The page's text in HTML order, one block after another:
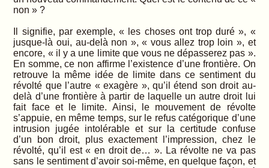
non » ?
Il signifie, par exemple, « les choses ont trop duré », «
jusque-là oui, au-delà non », « vous allez trop loin », et
encore, « il y a une limite que vous ne dépasserez pas ».
En somme, ce non affirme l’existence d’une frontière. On
retrouve la même idée de limite dans ce sentiment du
révolté que l’autre « exagère », qu’il étend son droit au-
delà d’une frontière à partir de laquelle un autre droit lui
fait face et le limite. Ainsi, le mouvement de révolte
s’appuie, en même temps, sur le refus catégorique d’une
intrusion jugée intolérable et sur la certitude confuse
d’un bon droit, plus exactement l’impression, chez le
révolté, qu’il est « en droit de… ». La révolte ne va pas
sans le sentiment d’avoir soi-même, en quelque façon, et